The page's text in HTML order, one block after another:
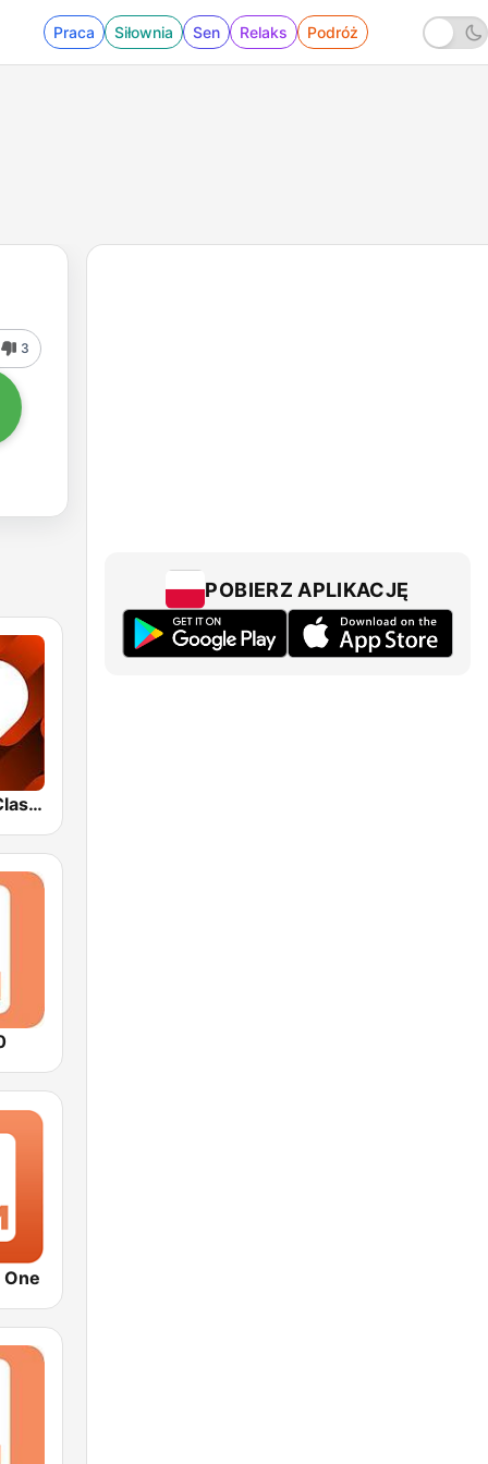
Praca Siłownia Sen Relaks Podróż
3
1.FM - Love Classics
One
POBIERZ APLIKACJĘ